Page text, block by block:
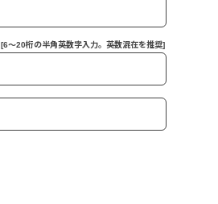
[6～20桁の半角英数字入力。英数混在を推奨]